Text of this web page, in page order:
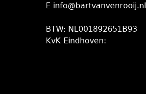
E info@bartvanvenrooij.nl
BTW: NL001892651B93
KvK Eindhoven: